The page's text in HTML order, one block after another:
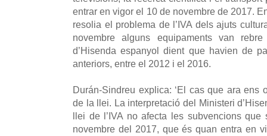
entrar en vigor el 10 de novembre de 2017.
resolia el problema de l’IVA dels ajuts
novembre alguns equipaments van
d’Hisenda espanyol dient que havien de
anteriors, entre el 2012 i el 2016.
Durán-Sindreu explica: ‘El cas que ara ens
de la llei. La interpretació del Ministeri
llei de l’IVA no afecta les subvencions que
novembre del 2017, que és quan entra en